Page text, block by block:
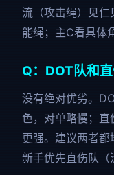
流（攻击绳）见
能绳；主C看具体
Q：DOT队和
没有绝对优劣。
色，对单略慢；
更强。建议两者都
新手优先直伤队（